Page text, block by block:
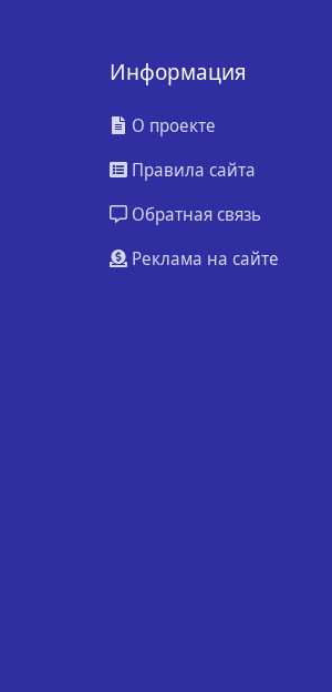
Информация
О проекте
Правила сайта
Обратная связь
Реклама на сайте